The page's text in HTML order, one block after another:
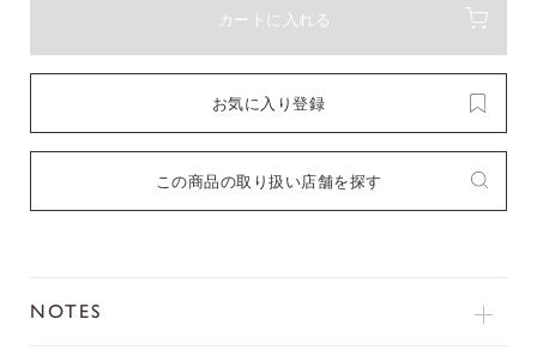
カートに入れる
お気に入り登録
この商品の取り扱い店舗を探す
NOTES